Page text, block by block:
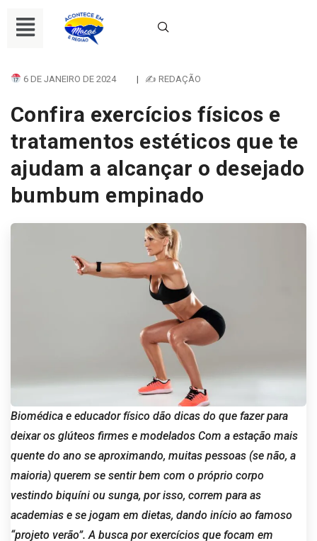
6 DE JANEIRO DE 2024 | ✍ REDAÇÃO
Confira exercícios físicos e
tratamentos estéticos que te
ajudam a alcançar o desejado
bumbum empinado
Biomédica e educador físico dão dicas do que fazer para
deixar os glúteos firmes e modelados Com a estação mais
quente do ano se aproximando, muitas pessoas (se não, a
maioria) querem se sentir bem com o próprio corpo
vestindo biquíni ou sunga, por isso, correm para as
academias e se jogam em dietas, dando início ao famoso
“projeto verão”. A busca por exercícios que focam em